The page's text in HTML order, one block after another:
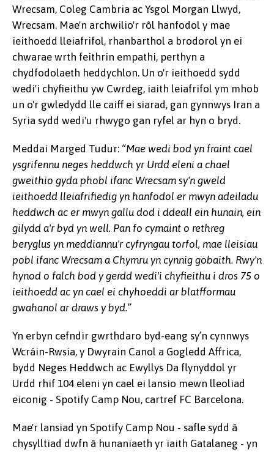
Wrecsam, Coleg Cambria ac Ysgol Morgan Llwyd,
Wrecsam. Mae'n archwilio'r rôl hanfodol y mae
ieithoedd lleiafrifol, rhanbarthol a brodorol yn ei
chwarae wrth feithrin empathi, perthyn a
chydfodolaeth heddychlon. Un o'r ieithoedd sydd
wedi'i chyfieithu yw Cwrdeg, iaith leiafrifol ym mhob
un o'r gwledydd lle caiff ei siarad, gan gynnwys Iran a
Syria sydd wedi'u rhwygo gan ryfel ar hyn o bryd.
Meddai Marged Tudur: “Mae wedi bod yn fraint cael
ysgrifennu neges heddwch yr Urdd eleni a chael
gweithio gyda phobl ifanc Wrecsam sy'n gweld
ieithoedd lleiafrifiedig yn hanfodol er mwyn adeiladu
heddwch ac er mwyn gallu dod i ddeall ein hunain, ein
gilydd a'r byd yn well. Pan fo cymaint o rethreg
beryglus yn meddiannu'r cyfryngau torfol, mae lleisiau
pobl ifanc Wrecsam a Chymru yn cynnig gobaith. Rwy'n
hynod o falch bod y gerdd wedi'i chyfieithu i dros 75 o
ieithoedd ac yn cael ei chyhoeddi ar blatfformau
gwahanol ar draws y byd.”
Yn erbyn cefndir gwrthdaro byd-eang sy’n cynnwys
Wcráin-Rwsia, y Dwyrain Canol a Gogledd Affrica,
bydd Neges Heddwch ac Ewyllys Da flynyddol yr
Urdd rhif 104 eleni yn cael ei lansio mewn lleoliad
eiconig - Spotify Camp Nou, cartref FC Barcelona.
Mae'r lansiad yn Spotify Camp Nou - safle sydd â
chysylltiad dwfn â hunaniaeth yr iaith Gatalaneg - yn